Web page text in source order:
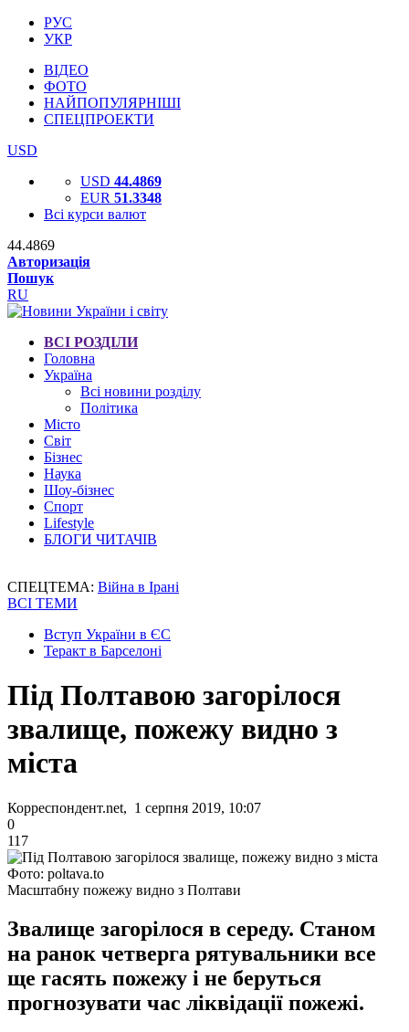
РУС
УКР
ВІДЕО
ФОТО
НАЙПОПУЛЯРНІШІ
СПЕЦПРОЕКТИ
USD
USD 44.4869
EUR 51.3348
Всі курси валют
44.4869
Авторизація
Пошук
RU
ВСІ РОЗДІЛИ
Головна
Україна
Всі новини розділу
Політика
Місто
Світ
Бізнес
Наука
Шоу-бізнес
Спорт
Lifestyle
БЛОГИ ЧИТАЧІВ
СПЕЦТЕМА: Війна в Ірані
ВСІ ТЕМИ
Вступ України в ЄС
Теракт в Барселоні
Під Полтавою загорілося
звалище, пожежу видно з
міста
Корреспондент.net, 1 серпня 2019, 10:07
0
117
Фото: poltava.to
Масштабну пожежу видно з Полтави
Звалище загорілося в середу. Станом
на ранок четверга рятувальники все
ще гасять пожежу і не беруться
прогнозувати час ліквідації пожежі.